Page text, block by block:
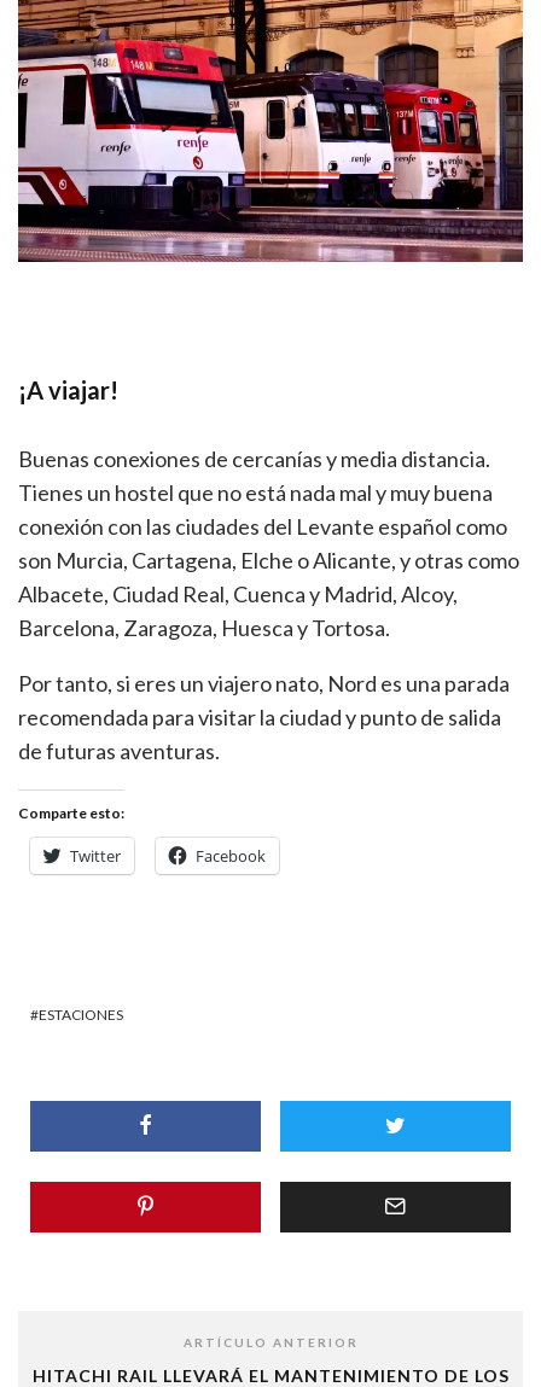
¡A viajar!
Buenas conexiones de cercanías y media distancia.
Tienes un hostel que no está nada mal y muy buena
conexión con las ciudades del Levante español como
son Murcia, Cartagena, Elche o Alicante, y otras como
Albacete, Ciudad Real, Cuenca y Madrid, Alcoy,
Barcelona, Zaragoza, Huesca y Tortosa.
Por tanto, si eres un viajero nato, Nord es una parada
recomendada para visitar la ciudad y punto de salida
de futuras aventuras.
Comparte esto:
Twitter Facebook
ESTACIONES
ARTÍCULO ANTERIOR
HITACHI RAIL LLEVARÁ EL MANTENIMIENTO DE LOS